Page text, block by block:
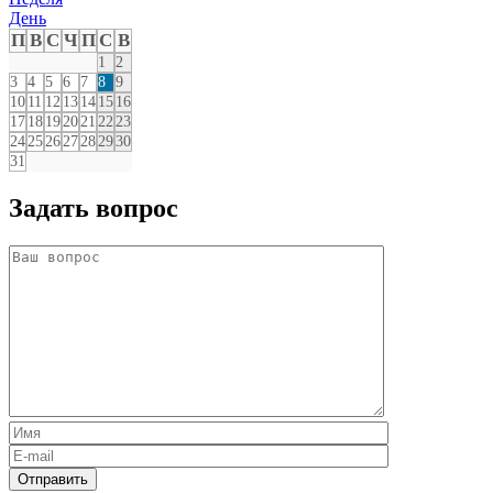
День
П В С Ч ПС В
1
2
3 4 5 6 7 8 9
10 11 12 13 14 15 16
17 18 192021 2223
24252627282930
31
Задать вопрос